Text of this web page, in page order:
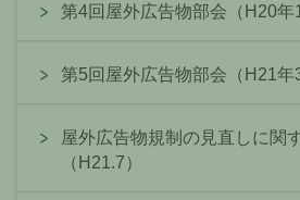
第4回屋外広告物部会（H20年
第5回屋外広告物部会（H21年
屋外広告物規制の見直しに関
（H21.7）